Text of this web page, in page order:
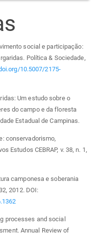
social e participação:
Política & Sociedade,
10.5007/2175-
Um estudo sobre o
do campo e da floresta
Estadual de Campinas.
conservadorismo,
Estudos CEBRAP, v. 38, n. 1,
camponesa e soberania
2012. DOI:
processes and social
Annual Review of